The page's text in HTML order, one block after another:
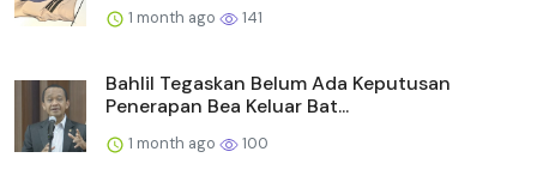
1 month ago 141
Bahlil Tegaskan Belum Ada Keputusan
Penerapan Bea Keluar Bat...
1 month ago 100